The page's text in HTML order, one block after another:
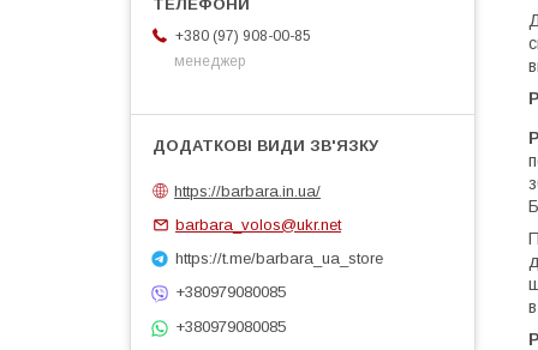
+380 (97) 908-00-85
менеджер
https://barbara.in.ua/
barbara_volos@ukr.net
https://t.me/barbara_ua_store
+380979080085
+380979080085